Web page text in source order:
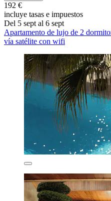
192 €
incluye tasas e impuestos
Del 5 sept al 6 sept
Apartamento de lujo de 2
vía satélite con wifi